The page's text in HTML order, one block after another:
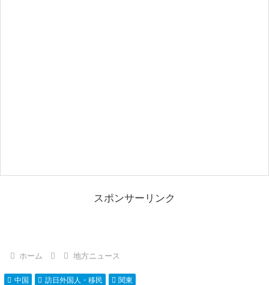
スポンサーリンク
ホーム 地方ニュース
中国 訪日外国人・移民 関東